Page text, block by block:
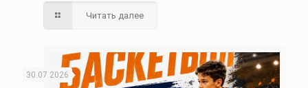
Читать далее
30.07.2026